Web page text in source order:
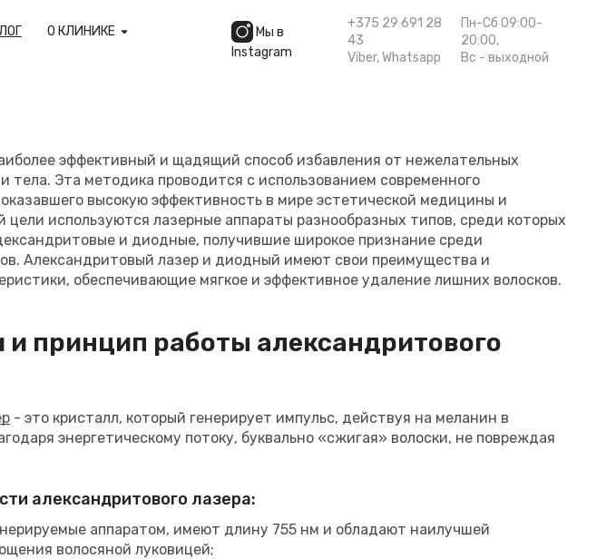
О КЛИНИКЕ
Мы в
Instagram
+375 29 691 28
43
Viber,Whatsapp
Пн-Сб 09:00-
20:00,
Вс - выходной
эффективный и щадящий способ избавления от нежелательных
тела. Эта методика проводится с использованием современного
высокую эффективность в мире эстетической медицины и
цели используются лазерные аппараты разнообразных типов, среди которых
и диодные, получившие широкое признание среди
Александритовый лазер и диодный имеют свои преимущества и
обеспечивающие мягкое и эффективное удаление лишних волосков.
и принцип работы александритового
- это кристалл, который генерирует импульс, действуя на меланин в
энергетическому потоку, буквально «сжигая» волоски, не повреждая
александритового лазера:
аппаратом, имеют длину 755 нм и обладают наилучшей
волосяной луковицей;